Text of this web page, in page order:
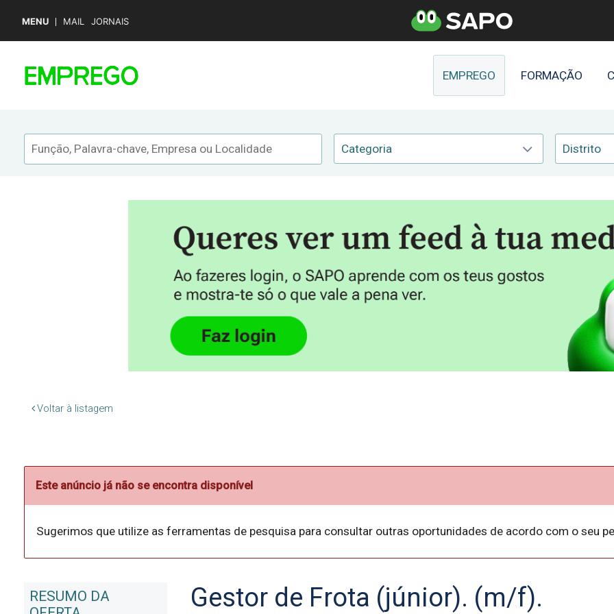
MENU MAIL JORNAIS
EMPREGO FORMAÇÃO
Categoria Distrito
Voltar à listagem
Este anúncio já não se encontra disponível
Sugerimos que utilize as ferramentas de pesquisa para consultar outras oportunidades de acordo com o seu
RESUMO DA
Gestor de Frota (júnior). (m/f).